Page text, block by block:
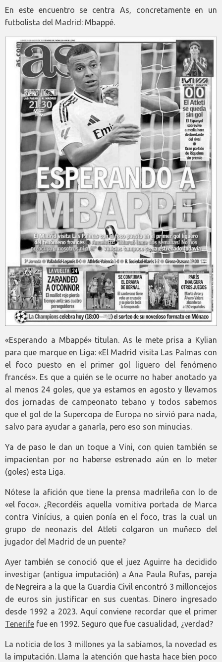
En este encuentro se centra As, concretamente en un
futbolista del Madrid: Mbappé.
«Esperando a Mbappé» titulan. As le mete prisa a Kylian
para que marque en Liga: «El Madrid visita Las Palmas con
el foco puesto en el primer gol liguero del fenómeno
francés». Es que a quién se le ocurre no haber anotado ya
al menos 24 goles, que ya estamos en agosto y llevamos
dos jornadas de campeonato tebano y todos sabemos
que el gol de la Supercopa de Europa no sirvió para nada,
salvo para ayudar a ganarla, pero eso son minucias.
Ya de paso le dan un toque a Vini, con quien también se
impacientan por no haberse estrenado aún en lo meter
(goles) esta Liga.
Nótese la afición que tiene la prensa madrileña con lo de
«el foco». ¿Recordéis aquella vomitiva portada de Marca
contra Vinícius, a quien ponía en el foco, tras la cual un
grupo de neonazis del Atleti colgaron un muñeco del
jugador del Madrid de un puente?
Ayer también se conoció que el juez Aguirre ha decidido
investigar (antigua imputación) a Ana Paula Rufas, pareja
de Negreira a la que la Guardia Civil encontró 3 milloncejos
de euros sin justificar en sus cuentas. Dinero ingresado
desde 1992 a 2023. Aquí conviene recordar que el primer
Tenerife fue en 1992. Seguro que fue casualidad, ¿verdad?
La noticia de los 3 millones ya la sabíamos, la novedad es
la imputación. Llama la atención que hasta hace bien poco